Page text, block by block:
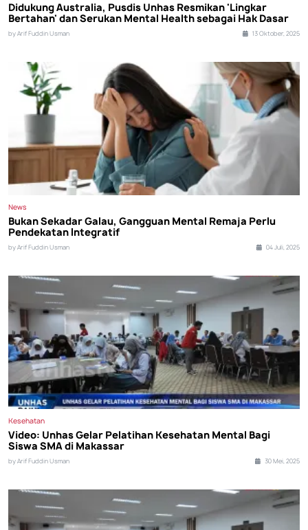
Didukung Australia, Pusdis Unhas Resmikan 'Lingkar
Bertahan' dan Serukan Mental Health sebagai Hak Dasar
by Arif Fuddin Usman 13 Oktober, 2025
News
Bukan Sekadar Galau, Gangguan Mental Remaja Perlu
Pendekatan Integratif
by Arif Fuddin Usman 04 Juli, 2025
Kesehatan
Video: Unhas Gelar Pelatihan Kesehatan Mental Bagi
Siswa SMA di Makassar
by Arif Fuddin Usman 30 Mei, 2025